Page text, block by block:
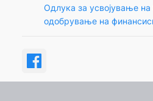
Одлука за усвојување
одобрување на